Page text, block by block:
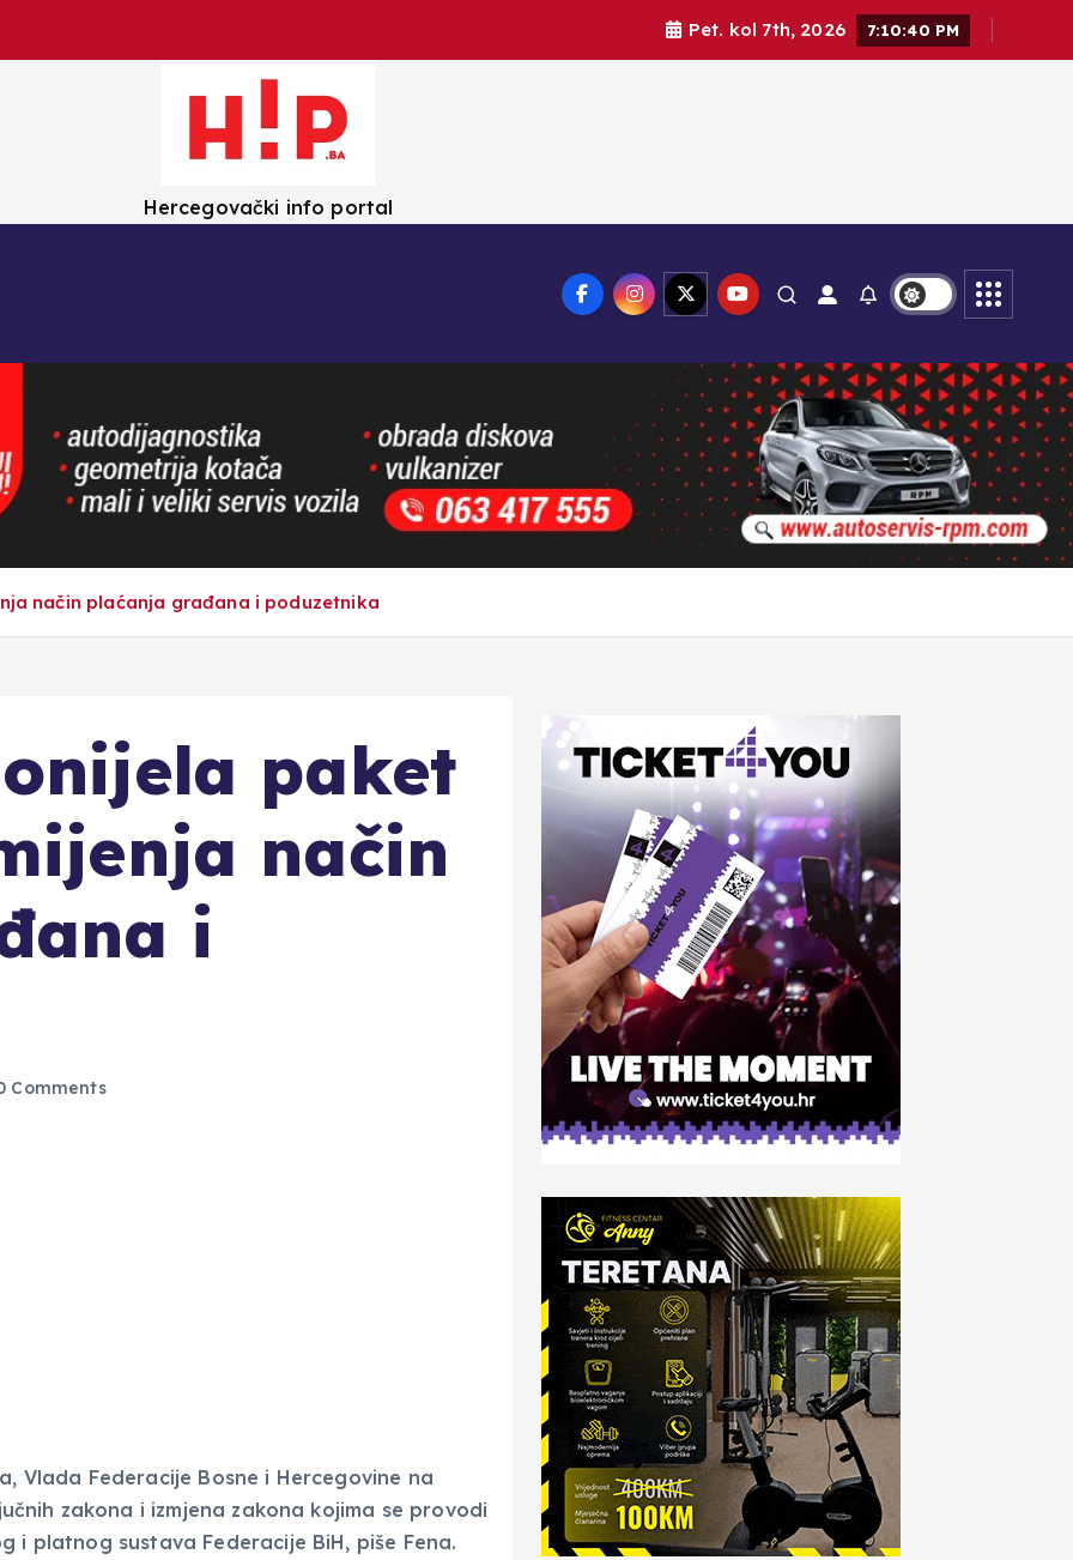
Pet. kol 7th, 2026 7:10:41 PM
Hercegovački info portal
način plaćanja građana i poduzetnika
paket
način
i
Comments
Vlada Federacije Bosne i Hercegovine na
zakona i izmjena zakona kojima se provodi
platnog sustava Federacije BiH, piše Fena.